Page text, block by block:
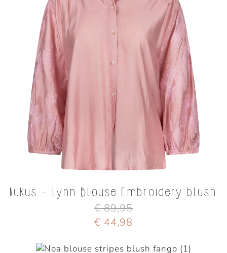
Nukus - Lynn Blouse Embroidery blush
€ 89,95
€ 44,98